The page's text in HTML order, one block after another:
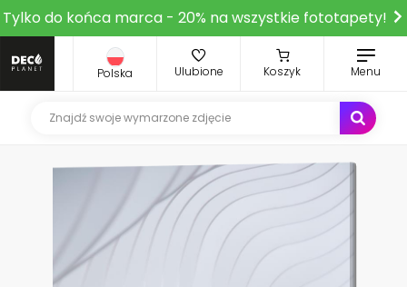
Tylko do końca marca - 20% na wszystkie fototapety!
Polska Ulubione Koszyk Menu